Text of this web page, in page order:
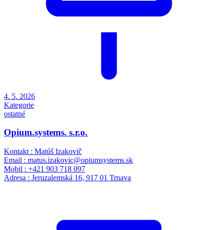
4. 5. 2026
Kategorie
ostatné
Opium.systems. s.r.o.
Kontakt : Matúš Izakovič
Email : matus.izakovic@opiumsystems.sk
Mobil : +421 903 718 097
Adresa : Jeruzalemská 16, 917 01 Trnava